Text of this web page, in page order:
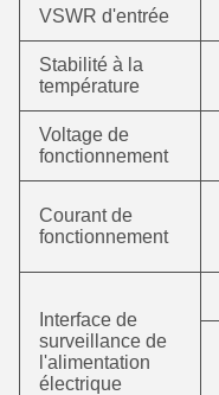
VSWR d'entrée
Stabilité à la
température
Voltage de
fonctionnement
Courant de
fonctionnement
Interface de
surveillance de
l'alimentation
électrique